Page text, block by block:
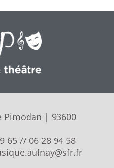
Pimodan | 93600
65 // 06 28 94 58